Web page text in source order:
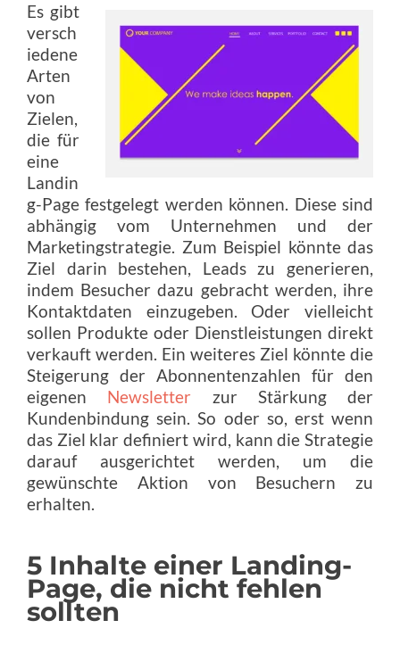
Es gibt
versch
iedene
Arten
von
Zielen,
die für
eine
Landin
g-Page festgelegt werden können. Diese sind
abhängig vom Unternehmen und der
Marketingstrategie. Zum Beispiel könnte das
Ziel darin bestehen, Leads zu generieren,
indem Besucher dazu gebracht werden, ihre
Kontaktdaten einzugeben. Oder vielleicht
sollen Produkte oder Dienstleistungen direkt
verkauft werden. Ein weiteres Ziel könnte die
Steigerung der Abonnentenzahlen für den
eigenen Newsletter zur Stärkung der
Kundenbindung sein. So oder so, erst wenn
das Ziel klar definiert wird, kann die Strategie
darauf ausgerichtet werden, um die
gewünschte Aktion von Besuchern zu
erhalten.
5 Inhalte einer Landing-
Page, die nicht fehlen
sollten